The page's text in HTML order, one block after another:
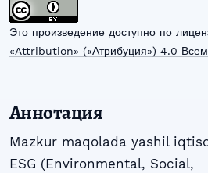
Это произведение доступно по
«Attribution» («Атрибуция») 4.0
Аннотация
Mazkur maqolada yashil
ESG (Environmental, Social,